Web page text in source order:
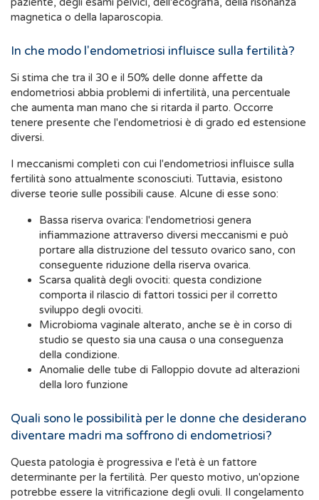
magnetica o della laparoscopia.
In che modo l'endometriosi influisce sulla fertilità?
Si stima che tra il 30 e il 50% delle donne affette da
endometriosi abbia problemi di infertilità, una percentuale
che aumenta man mano che si ritarda il parto. Occorre
tenere presente che l'endometriosi è di grado ed estensione
diversi.
I meccanismi completi con cui l'endometriosi influisce sulla
fertilità sono attualmente sconosciuti. Tuttavia, esistono
diverse teorie sulle possibili cause. Alcune di esse sono:
Bassa riserva ovarica: l'endometriosi genera
infiammazione attraverso diversi meccanismi e può
portare alla distruzione del tessuto ovarico sano, con
conseguente riduzione della riserva ovarica.
Scarsa qualità degli ovociti: questa condizione
comporta il rilascio di fattori tossici per il corretto
sviluppo degli ovociti.
Microbioma vaginale alterato, anche se è in corso di
studio se questo sia una causa o una conseguenza
della condizione.
Anomalie delle tube di Falloppio dovute ad alterazioni
della loro funzione
Quali sono le possibilità per le donne che desiderano
diventare madri ma soffrono di endometriosi?
Questa patologia è progressiva e l'età è un fattore
determinante per la fertilità. Per questo motivo, un'opzione
potrebbe essere la vitrificazione degli ovuli. Il congelamento